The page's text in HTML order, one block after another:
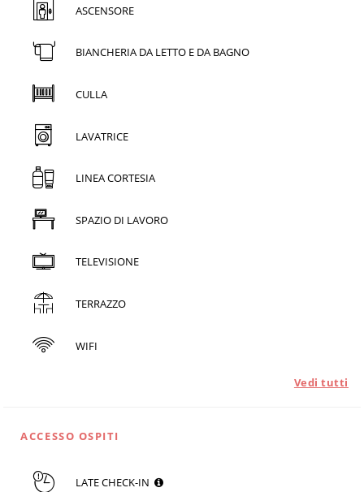
ASCENSORE
BIANCHERIA DA LETTO E DA BAGNO
CULLA
LAVATRICE
LINEA CORTESIA
SPAZIO DI LAVORO
TELEVISIONE
TERRAZZO
WIFI
Vedi tutti
ACCESSO OSPITI
LATE CHECK-IN